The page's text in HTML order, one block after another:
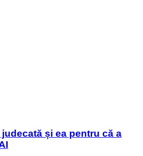
și ea pentru că a